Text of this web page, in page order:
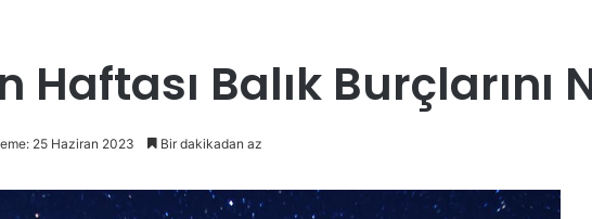
Haftası Balık Burçlarını
25 Haziran 2023 Bir dakikadan az